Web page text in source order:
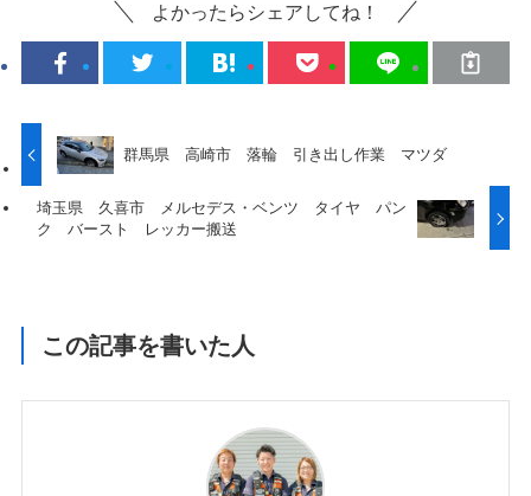
よかったらシェアしてね！
群馬県 高崎市 落輪 引き出し作業 マツダ
埼玉県 久喜市 メルセデス・ベンツ タイヤ パン
ク バースト レッカー搬送
この記事を書いた人